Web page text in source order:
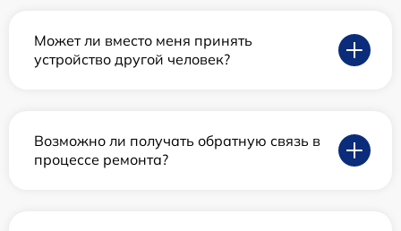
Может ли вместо меня принять
устройство другой человек?
Возможно ли получать обратную связь в
процессе ремонта?